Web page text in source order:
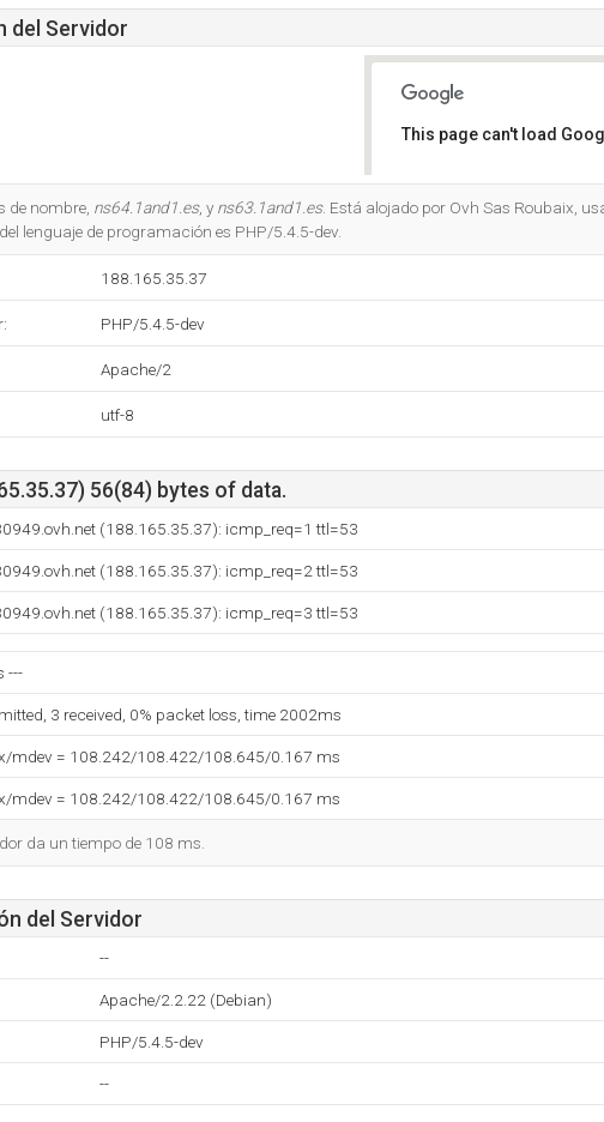
del Servidor
This page can't load
de nombre, ns64.1and1.es, y ns63.1and1.es. Está alojado por Ovh Sas Roubaix,
lenguaje de programación es PHP/5.4.5-dev.
188.165.35.37
PHP/5.4.5-dev
Apache/2
utf-8
56(84) bytes of data.
(188.165.35.37): icmp_req=1 ttl=53
(188.165.35.37): icmp_req=2 ttl=53
(188.165.35.37): icmp_req=3 ttl=53
---
3 received, 0% packet loss, time 2002ms
mdev = 108.242/108.422/108.645/0.167 ms
mdev = 108.242/108.422/108.645/0.167 ms
da un tiempo de 108 ms.
del Servidor
--
Apache/2.2.22 (Debian)
PHP/5.4.5-dev
--